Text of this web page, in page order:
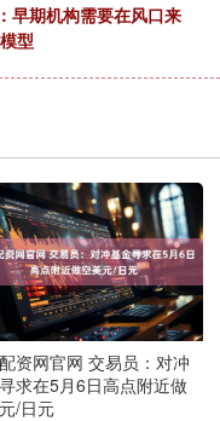
早期机构需要在风口来
型
资网官网 交易员：对冲
求在5月6日高点附近做
/日元